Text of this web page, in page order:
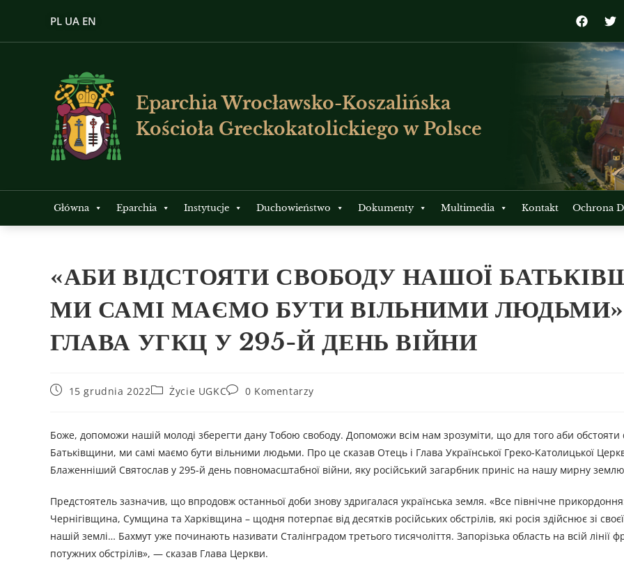
PL UA EN
Eparchia Wrocławsko-Koszalińska
Kościoła Greckokatolickiego w Polsce
Główna Eparchia Instytucje Duchowieństwo Dokumenty Multimedia Kontakt Ochrona
«АБИ ВІДСТОЯТИ СВОБОДУ НАШОЇ
МИ САМІ МАЄМО БУТИ ВІЛЬНИМИ
ГЛАВА УГКЦ У 295-Й ДЕНЬ ВІЙНИ
15 grudnia 2022 Życie UGKC 0 Komentarzy
Боже, допоможи нашій молоді зберегти дану Тобою свободу. Допоможи всім нам зрозуміти, що для того аби обстояти
Батьківщини, ми самі маємо бути вільними людьми. Про це сказав Отець і Глава Української Греко-Католицької
Блаженніший Святослав у 295-й день повномасштабної війни, яку російський загарбник приніс на нашу мирну
Предстоятель зазначив, що впродовж останньої доби знову здригалася українська земля. «Все північне
Чернігівщина, Сумщина та Харківщина – щодня потерпає від десятків російських обстрілів, які росія здійснює зі
нашій землі… Бахмут уже починають називати Сталінградом третього тисячоліття. Запорізька область на всій лінії
потужних обстрілів», — сказав Глава Церкви.